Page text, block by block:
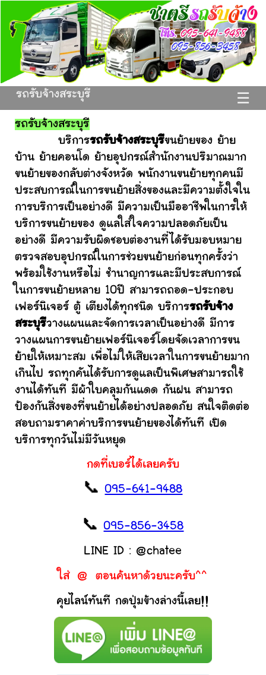
☰
รถรับจ้างสระบุรี
รถรับจ้างสระบุรี
บริการรถรับจ้างสระบุรีขนย้ายของ ย้าย
บ้าน ย้ายคอนโด ย้ายอุปกรณ์สำนักงานปริมาณมาก
ขนย้ายของกลับต่างจังหวัด พนักงานขนย้ายทุกคนมี
ประสบการณ์ในการขนย้ายสิ่งของและมีความตั้งใจใน
การบริการเป็นอย่างดี มีความเป็นมืออาชีพในการให้
บริการขนย้ายของ ดูแลใส่ใจความปลอดภัยเป็น
อย่างดี มีความรับผิดชอบต่องานที่ได้รับมอบหมาย
ตรวจสอบอุปกรณ์ในการช่วยขนย้ายก่อนทุกครั้งว่า
พร้อมใช้งานหรือไม่ ชำนาญการและมีประสบการณ์
ในการขนย้ายหลาย 10ปี สามารถถอด-ประกอบ
เฟอร์นิเจอร์ ตู้ เตียงได้ทุกชนิด บริการรถรับจ้าง
สระบุรีวางแผนและจัดการเวลาเป็นอย่างดี มีการ
วางแผนการขนย้ายเฟอร์นิเจอร์โดยจัดเวลาการขน
ย้ายให้เหมาะสม เพื่อไม่ให้เสียเวลาในการขนย้ายมาก
เกินไป รถทุกคันได้รับการดูแลเป็นพิเศษสามารถใช้
งานได้ทันที มีผ้าใบคลุมกันแดด กันฝน สามารถ
ป้องกันสิ่งของที่ขนย้ายได้อย่างปลอดภัย สนใจติดต่อ
สอบถามราคาค่าบริการขนย้ายของได้ทันที เปิด
บริการทุกวันไม่มีวันหยุด
กดที่เบอร์ได้เลยครับ
📞095-641-9488
📞095-856-3458
LINE ID : @chatee
ใส่ @ ตอนค้นหาด้วยนะครับ^^
คุยไลน์ทันที กดปุ่มข้างล่างนี้เลย!!